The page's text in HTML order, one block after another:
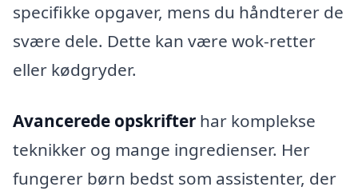
specifikke opgaver, mens du håndterer de
svære dele. Dette kan være wok-retter
eller kødgryder.
Avancerede opskrifter har komplekse
teknikker og mange ingredienser. Her
fungerer børn bedst som assistenter, der